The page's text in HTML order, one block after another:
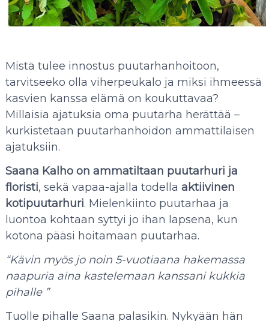
Mistä tulee innostus puutarhanhoitoon,
tarvitseeko olla viherpeukalo ja miksi ihmeessä
kasvien kanssa elämä on koukuttavaa?
Millaisia ajatuksia oma puutarha herättää –
kurkistetaan puutarhanhoidon ammattilaisen
ajatuksiin.
Saana Kalho on ammatiltaan puutarhuri ja
floristi, sekä vapaa-ajalla todellaaktiivinen
kotipuutarhuri. Mielenkiinto puutarhaa ja
luontoa kohtaan syttyi jo ihan lapsena, kun
kotona pääsi hoitamaan puutarhaa.
“Kävin myös jo noin 5-vuotiaana hakemassa
naapuria aina kastelemaan kanssani kukkia
pihalle ”
Tuolle pihalle Saana palasikin. Nykyään hän